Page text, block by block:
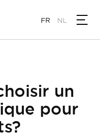
FR NL
un
pour